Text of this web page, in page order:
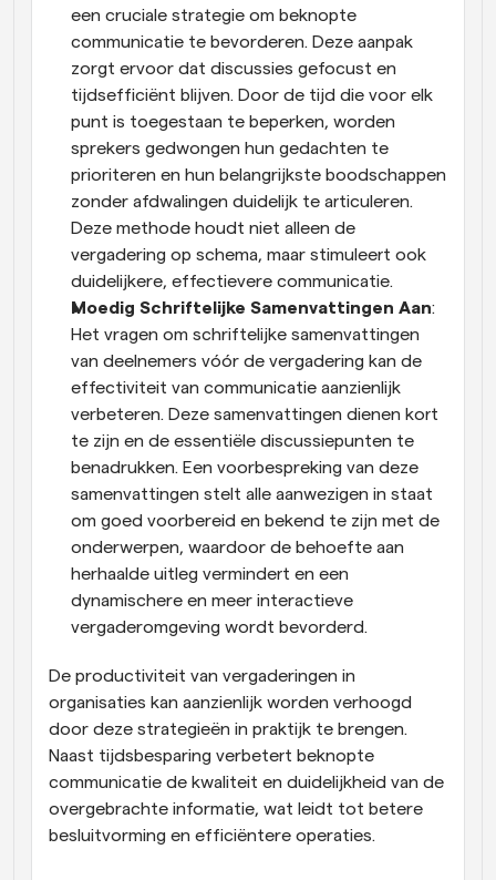
een cruciale strategie om beknopte
communicatie te bevorderen. Deze aanpak
zorgt ervoor dat discussies gefocust en
tijdsefficiënt blijven. Door de tijd die voor elk
punt is toegestaan te beperken, worden
sprekers gedwongen hun gedachten te
prioriteren en hun belangrijkste boodschappen
zonder afdwalingen duidelijk te articuleren.
Deze methode houdt niet alleen de
vergadering op schema, maar stimuleert ook
duidelijkere, effectievere communicatie.
Moedig Schriftelijke Samenvattingen Aan:
Het vragen om schriftelijke samenvattingen
van deelnemers vóór de vergadering kan de
effectiviteit van communicatie aanzienlijk
verbeteren. Deze samenvattingen dienen kort
te zijn en de essentiële discussiepunten te
benadrukken. Een voorbespreking van deze
samenvattingen stelt alle aanwezigen in staat
om goed voorbereid en bekend te zijn met de
onderwerpen, waardoor de behoefte aan
herhaalde uitleg vermindert en een
dynamischere en meer interactieve
vergaderomgeving wordt bevorderd.
De productiviteit van vergaderingen in
organisaties kan aanzienlijk worden verhoogd
door deze strategieën in praktijk te brengen.
Naast tijdsbesparing verbetert beknopte
communicatie de kwaliteit en duidelijkheid van de
overgebrachte informatie, wat leidt tot betere
besluitvorming en efficiëntere operaties.